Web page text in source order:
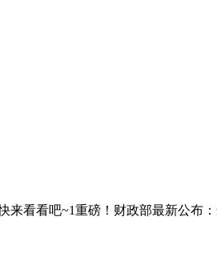
看看吧~1重磅！财政部最新公布